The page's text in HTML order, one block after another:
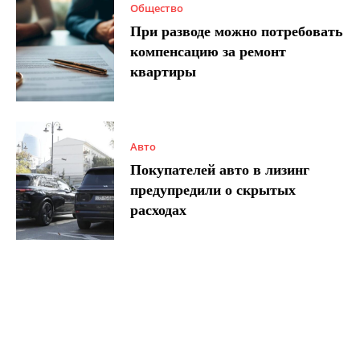
Общество
При разводе можно потребовать
компенсацию за ремонт
квартиры
Авто
Покупателей авто в лизинг
предупредили о скрытых
расходах